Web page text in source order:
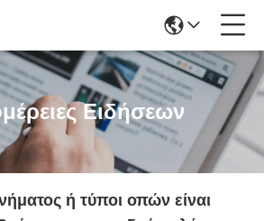
Ειδήσεων
ή τύποι οπών είναι